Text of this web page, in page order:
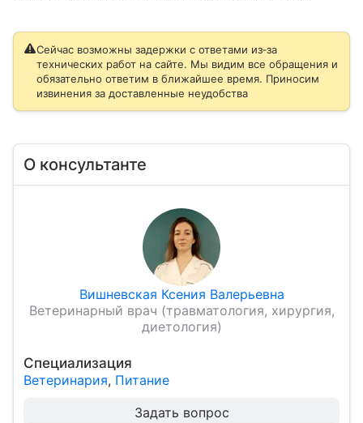
Сейчас возможны задержки с ответами из‑за
технических работ на сайте. Мы видим все обращения и
обязательно ответим в ближайшее время. Приносим
извинения за доставленные неудобства
О консультанте
Вишневская Ксения Валерьевна
Ветеринарный врач (травматология, хирургия,
диетология)
Специализация
Ветеринария, Питание
Задать вопрос